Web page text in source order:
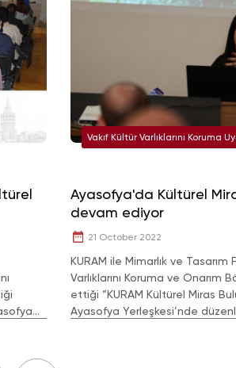
Vakıf Kültür Varlıklarını Koruma
Ayasofya'da Kültürel
devam ediyor
21 October 2022
KURAM ile Mimarlık ve Tasarım
Varlıklarını Koruma ve Onarım
ettiği “KURAM Kültürel Miras
Ayasofya Yerleşkesi’nde